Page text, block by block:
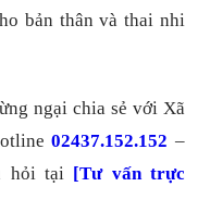
bản thân và thai nhi
ngại chia sẻ với Xã
02437.152.152 –
hỏi tại [Tư vấn trực